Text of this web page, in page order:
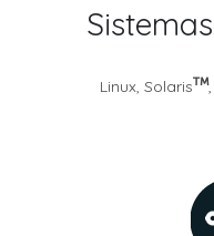
Linux, Solaris